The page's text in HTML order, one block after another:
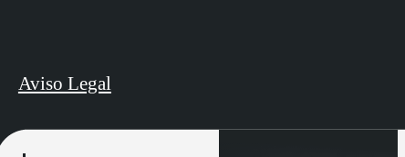
Aviso Legal